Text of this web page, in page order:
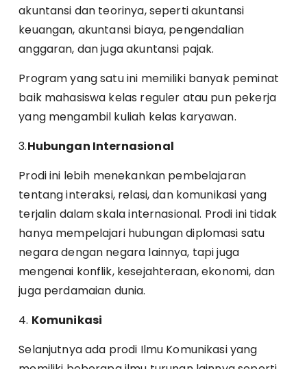
akuntansi dan teorinya, seperti akuntansi
keuangan, akuntansi biaya, pengendalian
anggaran, dan juga akuntansi pajak.
Program yang satu ini memiliki banyak peminat
baik mahasiswa kelas reguler atau pun pekerja
yang mengambil kuliah kelas karyawan.
3.Hubungan Internasional
Prodi ini lebih menekankan pembelajaran
tentang interaksi, relasi, dan komunikasi yang
terjalin dalam skala internasional. Prodi ini tidak
hanya mempelajari hubungan diplomasi satu
negara dengan negara lainnya, tapi juga
mengenai konflik, kesejahteraan, ekonomi, dan
juga perdamaian dunia.
4. Komunikasi
Selanjutnya ada prodi Ilmu Komunikasi yang